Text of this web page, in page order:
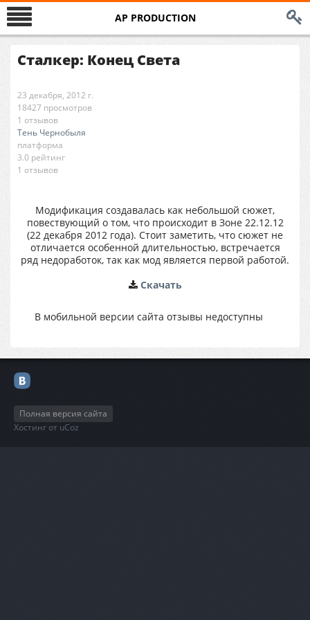
AP PRODUCTION
Сталкер: Конец Света
23 декабря, 2012 г.
18427 просмотров
1 отзывов
Тень Чернобыля
платформа
3.0 рейтинг
1 отзывов
Модификация создавалась как небольшой сюжет,
повествующий о том, что происходит в Зоне 22.12.12
(22 декабря 2012 года). Стоит заметить, что сюжет не
отличается особенной длительностью, встречается
ряд недоработок, так как мод является первой работой.
Cкачать
В мобильной версии сайта отзывы недоступны
Полная версия сайта
Хостинг от uCoz